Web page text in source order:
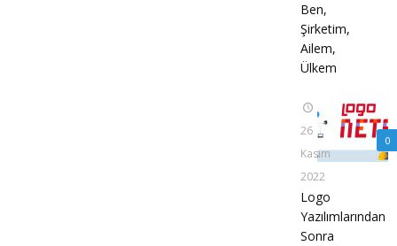
Ben,
Şirketim,
Ailem,
Ülkem
0
26
Kasım
2022
Logo
Yazılımlarından
Sonra